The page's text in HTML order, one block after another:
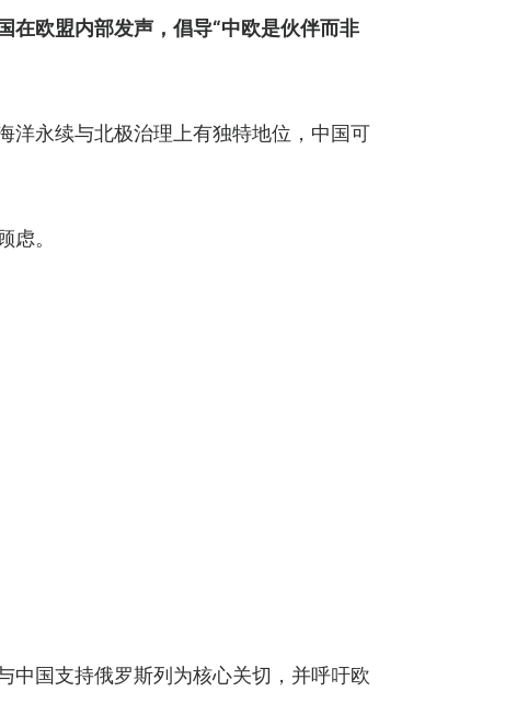
在欧盟内部发声，倡导“中欧是伙伴而非
洋永续与北极治理上有独特地位，中国可
。
中国支持俄罗斯列为核心关切，并呼吁欧